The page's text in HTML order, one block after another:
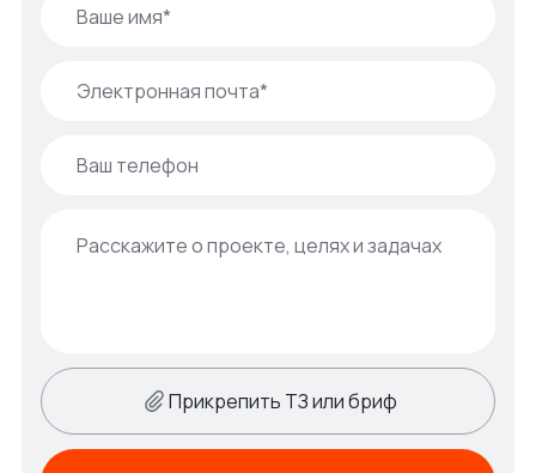
Прикрепить ТЗ или бриф